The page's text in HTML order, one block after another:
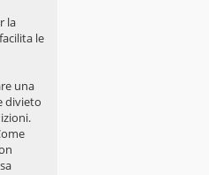
la
le
una
divieto